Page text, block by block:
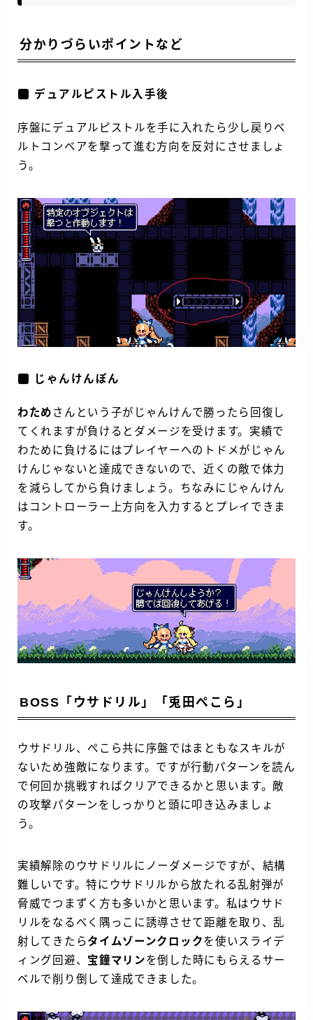
分かりづらいポイントなど
デュアルピストル入手後
序盤にデュアルピストルを手に入れたら少し戻りベ
ルトコンベアを撃って進む方向を反対にさせましょ
う。
じゃんけんぽん
わため さんという子がじゃんけんで勝ったら回復し
てくれますが負けるとダメージを受けます。実績で
わために負けるにはプレイヤーへのトドメがじゃん
けんじゃないと達成できないので、近くの敵で体力
を減らしてから負けましょう。ちなみにじゃんけん
はコントローラー上方向を入力するとプレイできま
す。
BOSS「ウサドリル」「兎田ぺこら」
ウサドリル、ぺこら共に序盤ではまともなスキルが
ないため強敵になります。ですが行動パターンを読ん
で何回か挑戦すればクリアできるかと思います。敵
の攻撃パターンをしっかりと頭に叩き込みましょ
う。
実績解除のウサドリルにノーダメージですが、結構
難しいです。特にウサドリルから放たれる乱射弾が
脅威でつまずく方も多いかと思います。私はウサド
リルをなるべく隅っこに誘導させて距離を取り、乱
射してきたらタイムゾーンクロックを使いスライデ
ィング回避、 宝鐘マリンを倒した時にもらえるサー
ベルで削り倒して達成できました。